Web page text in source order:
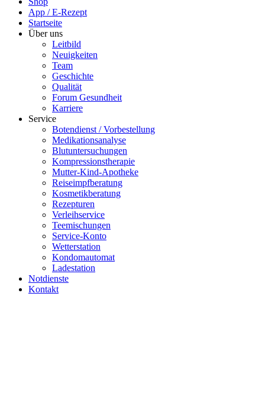
App / E-Rezept
Startseite
Über uns
Leitbild
Neuigkeiten
Team
Geschichte
Qualität
Forum Gesundheit
Karriere
Service
Botendienst / Vorbestellung
Medikationsanalyse
Blutuntersuchungen
Kompressionstherapie
Mutter-Kind-Apotheke
Reiseimpfberatung
Kosmetikberatung
Rezepturen
Verleihservice
Teemischungen
Service-Konto
Wetterstation
Kondomautomat
Ladestation
Notdienste
Kontakt